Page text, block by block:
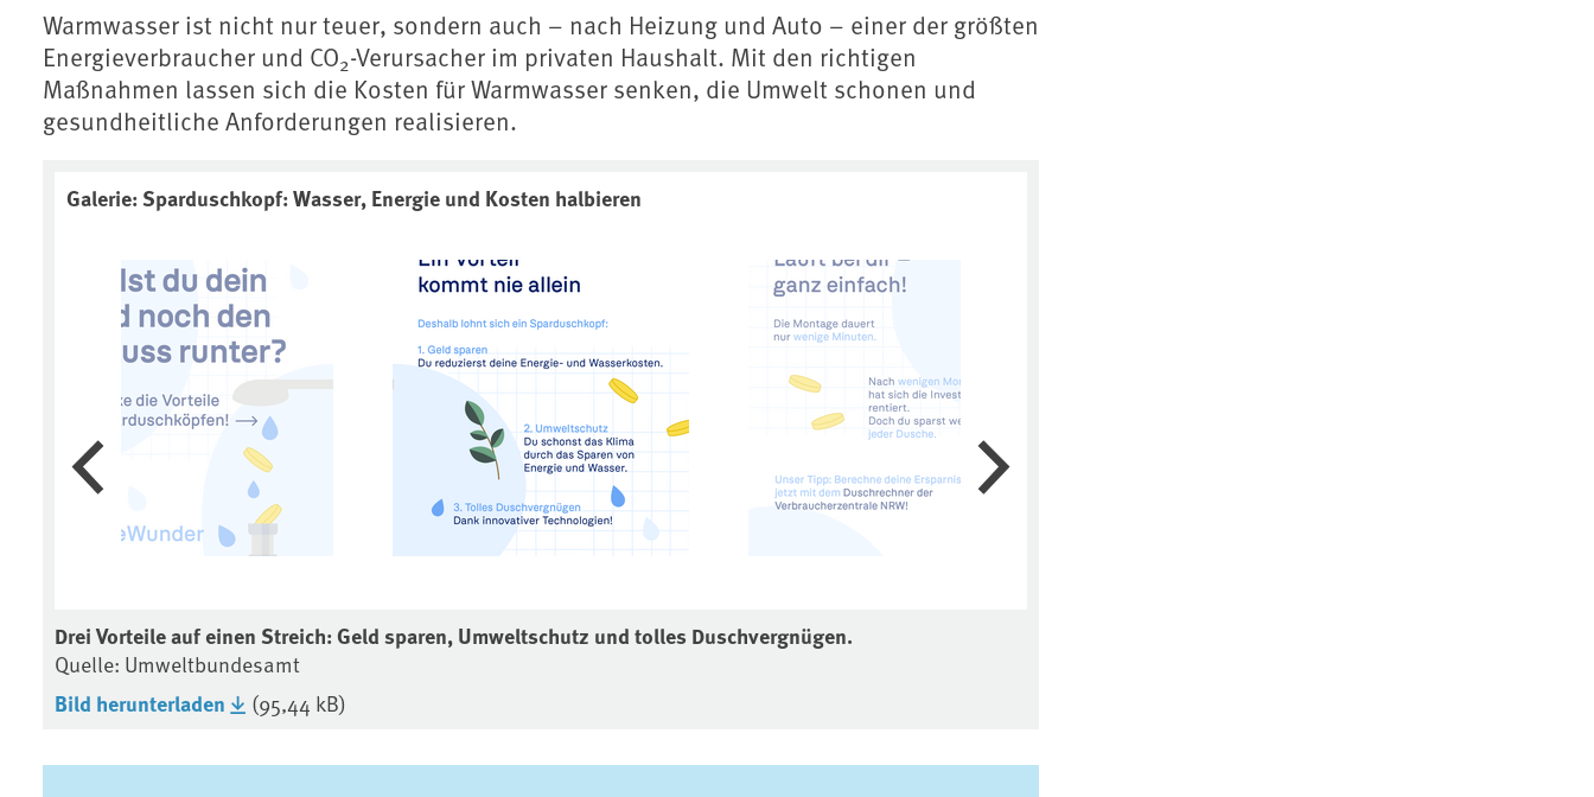
Warmwasser ist nicht nur teuer, sondern auch – nach Heizung und Auto – einer der größten
Energieverbraucher und CO2-Verursacher im privaten Haushalt. Mit den richtigen
Maßnahmen lassen sich die Kosten für Warmwasser senken, die Umwelt schonen und
gesundheitliche Anforderungen realisieren.
Galerie: Sparduschkopf: Wasser, Energie und Kosten halbieren
Weiter
Vorherige
Drei Vorteile auf einen Streich: Geld sparen, Umweltschutz und tolles Duschvergnügen.
Quelle: Umweltbundesamt
Bild herunterladen (95,44 kB)